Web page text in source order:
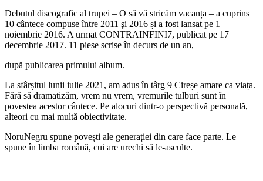
Debutul discografic al trupei – O să vă stricăm vacanța – a cuprins
10 cântece compuse între 2011 şi 2016 și a fost lansat pe 1
noiembrie 2016. A urmat CONTRAINFINI7, publicat pe 17
decembrie 2017. 11 piese scrise în decurs de un an,
după publicarea primului album.
La sfârșitul lunii iulie 2021, am adus în târg 9 Cireșe amare ca viața.
Fără să dramatizăm, vrem nu vrem, vremurile tulburi sunt în
povestea acestor cântece. Pe alocuri dintr-o perspectivă personală,
alteori cu mai multă obiectivitate.
NoruNegru spune povești ale generației din care face parte. Le
spune în limba română, cui are urechi să le-asculte.